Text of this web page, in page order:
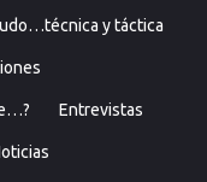
y táctica
Entrevistas